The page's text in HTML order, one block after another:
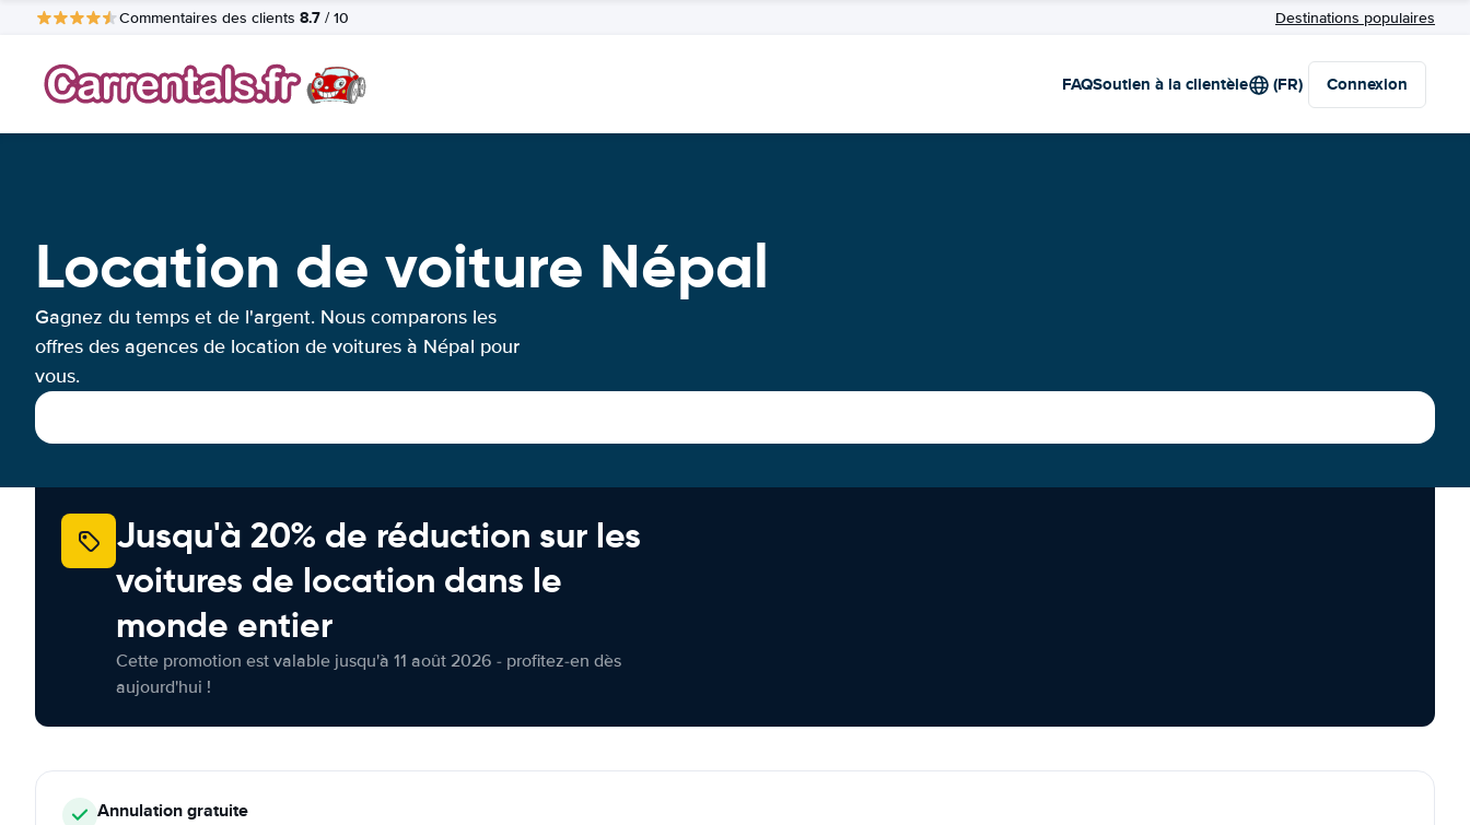
Commentaires des clients 8.7 / 10 Destinations populaires
FAQSoutien à la clientèle (FR) Connexion
Location de voiture Népal
Gagnez du temps et de l'argent. Nous comparons les
offres des agences de location de voitures à Népal pour
vous.
Jusqu'à 20% de réduction sur les
voitures de location dans le
monde entier
Cette promotion est valable jusqu'à 11 août 2026 - profitez-en dès
aujourd'hui !
Annulationgratuite